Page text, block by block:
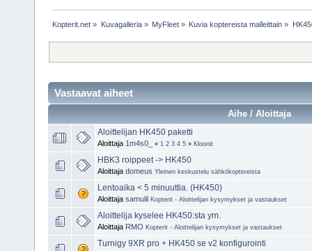
Kopterit.net » Kuvagalleria» MyFleet» Kuvia koptereista malleittain »
Vastaavat aiheet
Aihe / Aloittaja
Aloittelijan HK450 paketti
Aloittaja 1m4s0_ « 1 2 3 4 5 » Kloonit
HBK3 roippeet -> HK450
Aloittaja domeus Yleinen keskustelu sähkökoptereista
Lentoaika < 5 minuuttia. (HK450)
Aloittaja samulil Kopterit - Aloittelijan kysymykset ja vastaukset
Aloittelija kyselee HK450:sta ym.
Aloittaja RMO Kopterit - Aloittelijan kysymykset ja vastaukset
Turnigy 9XR pro + HK450 se v2 konfigurointi